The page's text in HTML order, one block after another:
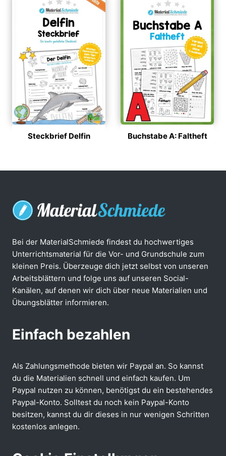
Steckbrief Delfin Buchstabe A: Faltheft
Bei der MaterialSchmiede findest du hochwertiges
Unterrichtsmaterial für die Vor- und Grundschule zum
kleinen Preis. Überzeuge dich jetzt selbst von unseren
Arbeitsblättern und folge uns auf unseren Social-
Kanälen, auf denen wir dich über neue Materialien und
Übungsblätter informieren.
Einfach bezahlen
Als Zahlungsmethode bieten wir Paypal an. So kannst
du die Materialien schnell und einfach kaufen. Um
Paypal nutzen zu können, benötigst du ein bestehendes
Paypal-Konto. Solltest du noch kein Paypal-Konto
besitzen, kannst du dir dieses in nur wenigen Schritten
kostenlos anlegen.